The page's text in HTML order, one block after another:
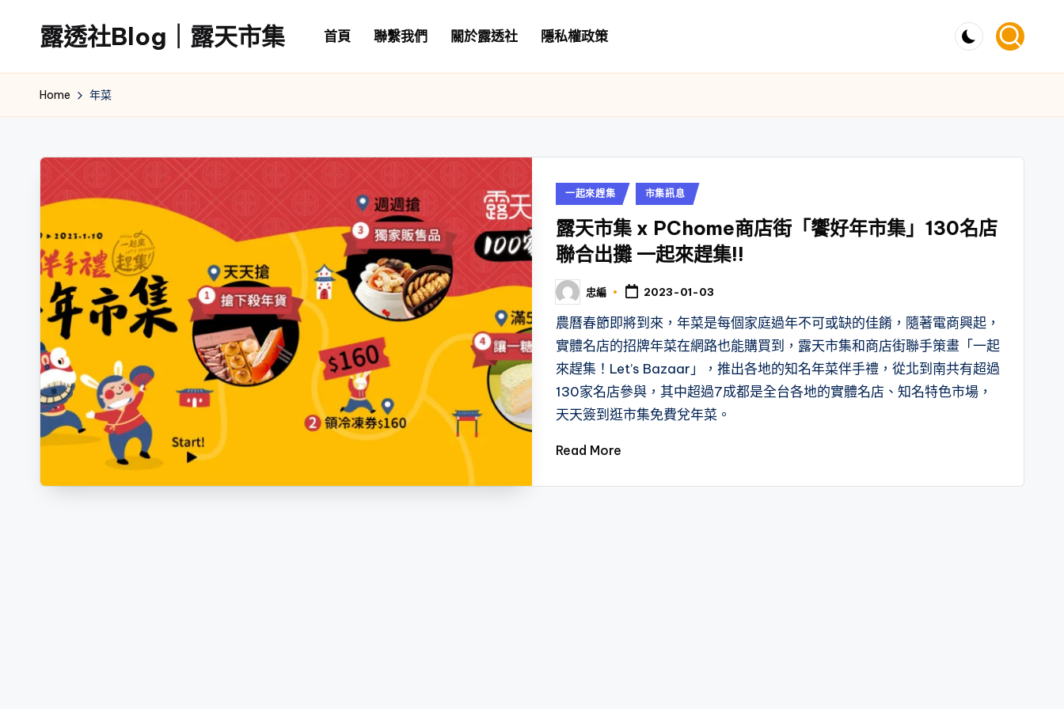
content
露透社Blog｜露天市集
透
社
｜
天
市
集
首頁 聯繫我們 關於露透社 隱私權政策
Home 年菜
Posted
一起來趕集 市集訊息
露天市集 x PChome商店街「饗好年市集」130名店
聯合出攤 一起來趕集!!
Posted
by
忠編 2023-01-03
農曆春節即將到來，年菜是每個家庭過年不可或缺的佳餚，隨著電商興起，
實體名店的招牌年菜在網路也能購買到，露天市集和商店街聯手策畫「一起
來趕集！Let’s Bazaar」，推出各地的知名年菜伴手禮，從北到南共有超過
130家名店參與，其中超過7成都是全台各地的實體名店、知名特色市場，
天天簽到逛市集免費兌年菜。
Read More